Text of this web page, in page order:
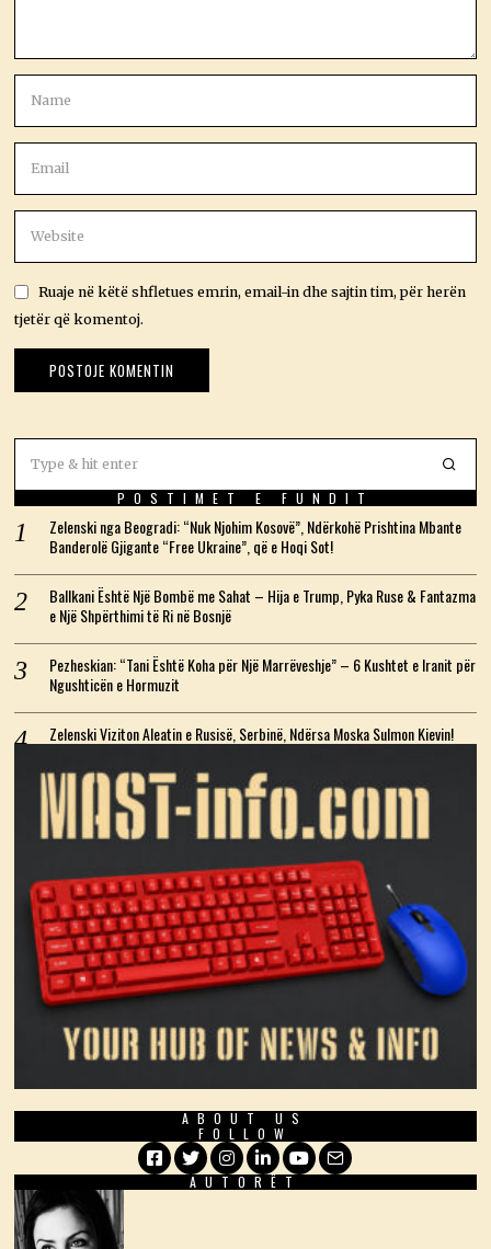
Ruaje në këtë shfletues emrin, email-in dhe sajtin tim, për herën
tjetër që komentoj.
POSTIMET E FUNDIT
Zelenski nga Beogradi: “Nuk Njohim Kosovë”, Ndërkohë Prishtina Mbante
Banderolë Gjigante “Free Ukraine”, që e Hoqi Sot!
Ballkani Është Një Bombë me Sahat – Hija e Trump, Pyka Ruse & Fantazma
e Një Shpërthimi të Ri në Bosnjë
Pezheskian: “Tani Është Koha për Një Marrëveshje” – 6 Kushtet e Iranit për
Ngushticën e Hormuzit
Zelenski Viziton Aleatin e Rusisë, Serbinë, Ndërsa Moska Sulmon Kievin!
ABOUT US
FOLLOW
Facebook
TwitterInstagram
LinkedIn
YouTube
Email
AUTORËT